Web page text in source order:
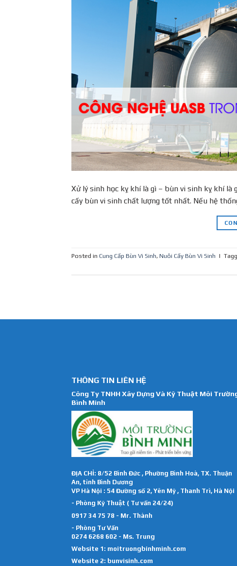
Xử lý sinh học kỵ khí là gì – bùn vi sinh kỵ khí
cấy bùn vi sinh chất lượng tốt nhất. Nếu hệ
Posted in Cung Cấp Bùn Vi Sinh, Nuôi Cấy Bùn Vi Sinh |
THÔNG TIN LIÊN HỆ
Công Ty TNHH Xây Dựng Và Kỹ Thuật Môi
Bình Minh
ĐỊA CHỈ: 8/52 Bình Đức , Phường Bình Hoà, TX. Thuận
An, tỉnh Bình Dương
VP Hà Nội : 54 Đường số 2, Yên Mỹ , Thanh Trì, Hà Nội
- Phòng Kỹ Thuật ( Tư vấn 24/24)
0917 34 75 78 - Mr. Thành
- Phòng Tư Vấn
0274 6268 602 - Ms. Trung
Website 1: moitruongbinhminh.com
Website 2: bunvisinh.com